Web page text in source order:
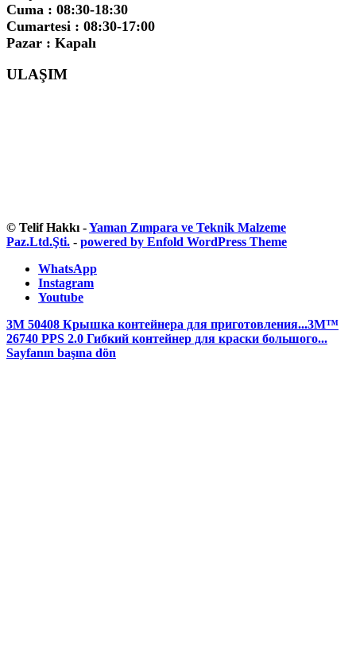
Cuma : 08:30-18:30
Cumartesi : 08:30-17:00
Pazar : Kapalı
ULAŞIM
© Telif Hakkı -Yaman Zımpara ve Teknik Malzeme
Paz.Ltd.Şti. - powered by Enfold WordPress Theme
WhatsApp
Instagram
Youtube
3M 50408 Крышка контейнера для приготовления...3M™
26740 PPS 2.0 Гибкий контейнер для краски большого...
Sayfanın başına dön